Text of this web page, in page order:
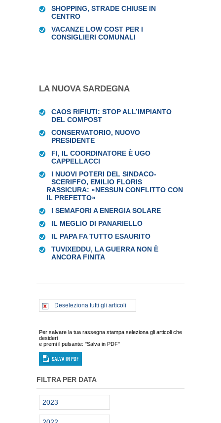
SHOPPING, STRADE CHIUSE IN
CENTRO
VACANZE LOW COST PER I
CONSIGLIERI COMUNALI
LA NUOVA SARDEGNA
CAOS RIFIUTI: STOP ALL’IMPIANTO
DEL COMPOST
CONSERVATORIO, NUOVO
PRESIDENTE
FI, IL COORDINATORE È UGO
CAPPELLACCI
I NUOVI POTERI DEL SINDACO-
SCERIFFO, EMILIO FLORIS
RASSICURA: «NESSUN CONFLITTO CON
IL PREFETTO»
I SEMAFORI A ENERGIA SOLARE
IL MEGLIO DI PANARIELLO
IL PAPA FA TUTTO ESAURITO
TUVIXEDDU, LA GUERRA NON È
ANCORA FINITA
Deseleziona tutti gli articoli
Per salvare la tua rassegna stampa seleziona gli articoli che
desideri
e premi il pulsante: "Salva in PDF"
FILTRA PER DATA
2023